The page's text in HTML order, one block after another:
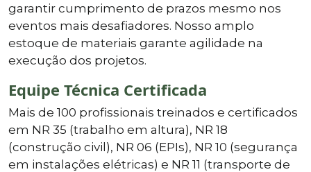
garantir cumprimento de prazos mesmo nos
eventos mais desafiadores. Nosso amplo
estoque de materiais garante agilidade na
execução dos projetos.
Equipe Técnica Certificada
Mais de 100 profissionais treinados e certificados
em NR 35 (trabalho em altura), NR 18
(construção civil), NR 06 (EPIs), NR 10 (segurança
em instalações elétricas) e NR 11 (transporte de